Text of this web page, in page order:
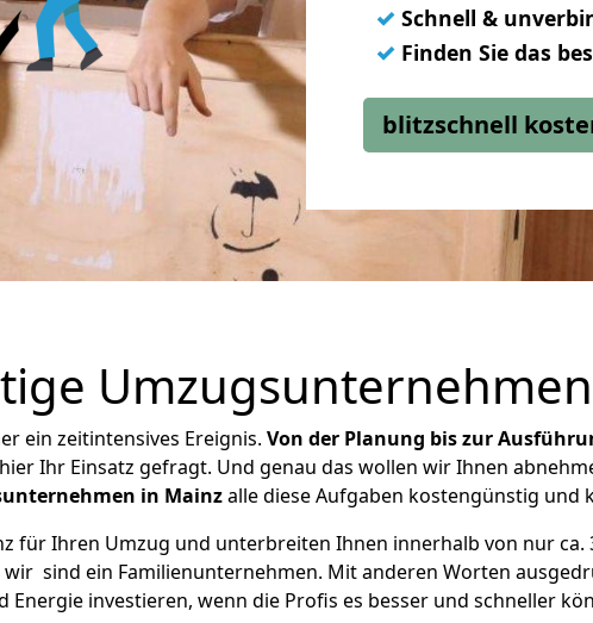
✓ Schnell &
✓ Finden Sie das
blitzschnell
ein zeitintensives Ereignis. Von der Planung bis zur
Ihr Einsatz gefragt. Und genau das wollen wir Ihnen
in Mainzalle diese Aufgaben kostengünstig und
für Ihren Umzug und unterbreiten Ihnen innerhalb von nur ca.
wir sind ein Familienunternehmen. Mit anderen Worten
Energie investieren, wenn die Profis es besser und schneller